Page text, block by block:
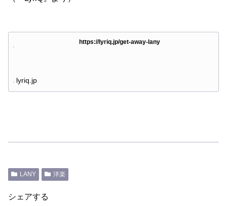
https://lyriq.jp/get-away-lany
lyriq.jp
LANY 洋楽
シェアする